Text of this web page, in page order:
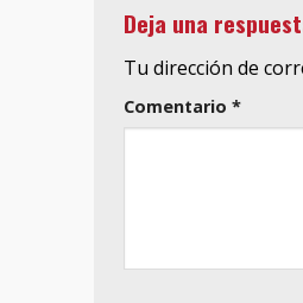
Deja una
Tu dirección de
Comentario *